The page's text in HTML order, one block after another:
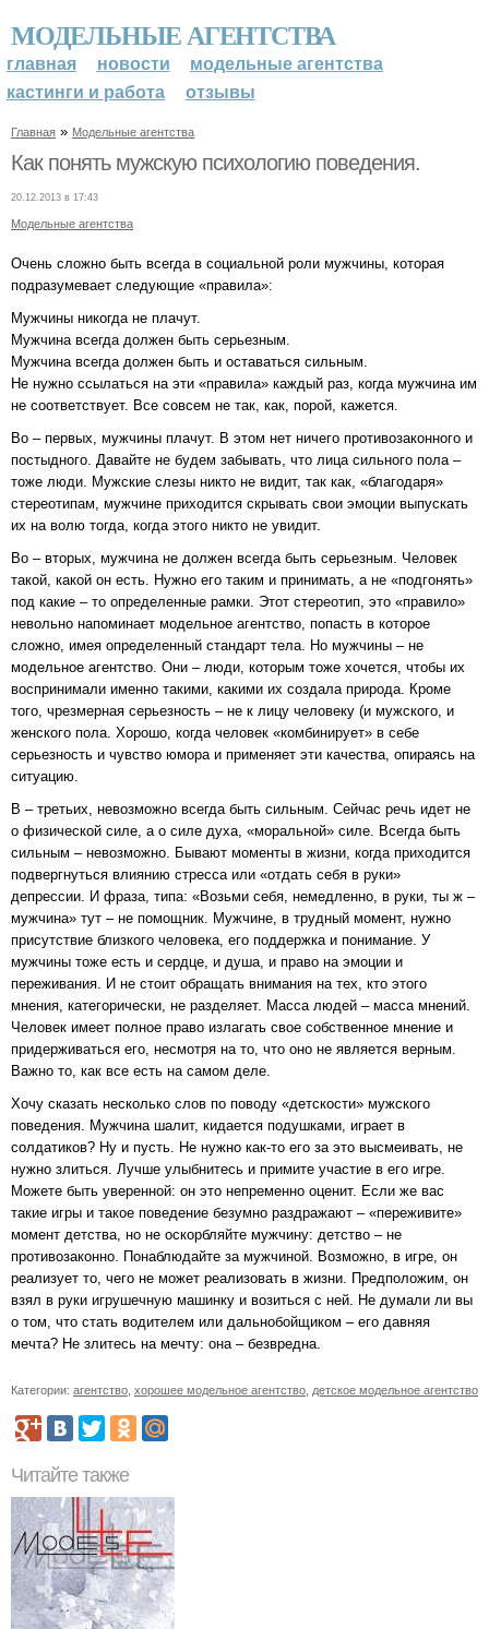
МОДЕЛЬНЫЕ АГЕНТСТВА
главная новости
модельные агентства
кастинги и работа
отзывы
Главная » Модельные агентства
Как понять мужскую психологию поведения.
20.12.2013 в 17:43
Модельные агентства
Очень сложно быть всегда в социальной роли мужчины, которая
подразумевает следующие «правила»:
Мужчины никогда не плачут.
Мужчина всегда должен быть серьезным.
Мужчина всегда должен быть и оставаться сильным.
Не нужно ссылаться на эти «правила» каждый раз, когда мужчина им
не соответствует. Все совсем не так, как, порой, кажется.
Во – первых, мужчины плачут. В этом нет ничего противозаконного и
постыдного. Давайте не будем забывать, что лица сильного пола –
тоже люди. Мужские слезы никто не видит, так как, «благодаря»
стереотипам, мужчине приходится скрывать свои эмоции выпускать
их на волю тогда, когда этого никто не увидит.
Во – вторых, мужчина не должен всегда быть серьезным. Человек
такой, какой он есть. Нужно его таким и принимать, а не «подгонять»
под какие – то определенные рамки. Этот стереотип, это «правило»
невольно напоминает модельное агентство, попасть в которое
сложно, имея определенный стандарт тела. Но мужчины – не
модельное агентство. Они – люди, которым тоже хочется, чтобы их
воспринимали именно такими, какими их создала природа. Кроме
того, чрезмерная серьезность – не к лицу человеку (и мужского, и
женского пола. Хорошо, когда человек «комбинирует» в себе
серьезность и чувство юмора и применяет эти качества, опираясь на
ситуацию.
В – третьих, невозможно всегда быть сильным. Сейчас речь идет не
о физической силе, а о силе духа, «моральной» силе. Всегда быть
сильным – невозможно. Бывают моменты в жизни, когда приходится
подвергнуться влиянию стресса или «отдать себя в руки»
депрессии. И фраза, типа: «Возьми себя, немедленно, в руки, ты ж –
мужчина» тут – не помощник. Мужчине, в трудный момент, нужно
присутствие близкого человека, его поддержка и понимание. У
мужчины тоже есть и сердце, и душа, и право на эмоции и
переживания. И не стоит обращать внимания на тех, кто этого
мнения, категорически, не разделяет. Масса людей – масса мнений.
Человек имеет полное право излагать свое собственное мнение и
придерживаться его, несмотря на то, что оно не является верным.
Важно то, как все есть на самом деле.
Хочу сказать несколько слов по поводу «детскости» мужского
поведения. Мужчина шалит, кидается подушками, играет в
солдатиков? Ну и пусть. Не нужно как-то его за это высмеивать, не
нужно злиться. Лучше улыбнитесь и примите участие в его игре.
Можете быть уверенной: он это непременно оценит. Если же вас
такие игры и такое поведение безумно раздражают – «переживите»
момент детства, но не оскорбляйте мужчину: детство – не
противозаконно. Понаблюдайте за мужчиной. Возможно, в игре, он
реализует то, чего не может реализовать в жизни. Предположим, он
взял в руки игрушечную машинку и возиться с ней. Не думали ли вы
о том, что стать водителем или дальнобойщиком – его давняя
мечта? Не злитесь на мечту: она – безвредна.
Категории: агентство хорошее модельное агентство детское модельное агентство
Читайте также